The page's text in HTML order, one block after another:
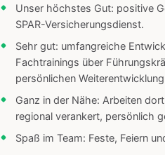
Unser höchstes Gut: positive
SPAR-Versicherungsdienst.
Sehr gut: umfangreiche
Fachtrainings über
persönlichen
Ganz in der Nähe: Arbeiten
regional verankert, persönlich
Spaß im Team: Feste, Feiern